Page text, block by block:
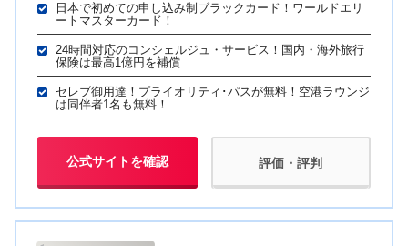
日本で初めての申し込み制ブラックカード！ワールドエリ
ートマスターカード！
24時間対応のコンシェルジュ・サービス！国内・海外旅行
保険は最高1億円を補償
セレブ御用達！プライオリティ･パスが無料！空港ラウンジ
は同伴者1名も無料！
公式サイトを確認 評価・評判